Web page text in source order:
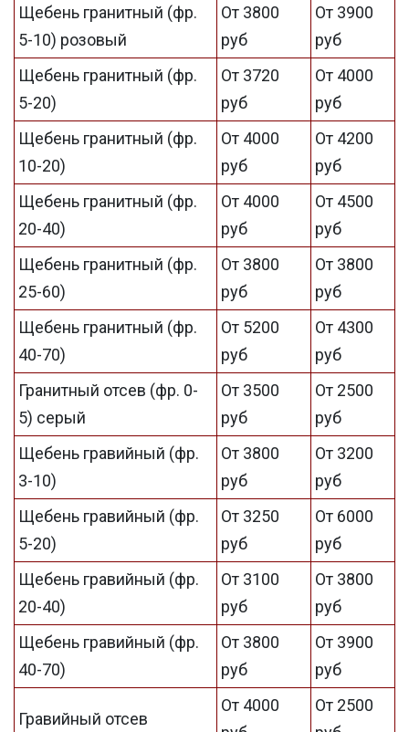
Щебень гранитный (фр.
5-10) розовый
От 3800
руб
От 3900
руб
Щебень гранитный (фр.
5-20)
От 3720
руб
От 4000
руб
Щебень гранитный (фр.
10-20)
От 4000
руб
От 4200
руб
Щебень гранитный (фр.
20-40)
От 4000
руб
От 4500
руб
Щебень гранитный (фр.
25-60)
От 3800
руб
От 3800
руб
Щебень гранитный (фр.
40-70)
От 5200
руб
От 4300
руб
Гранитный отсев (фр. 0-
5) серый
От 3500
руб
От 2500
руб
Щебень гравийный (фр.
3-10)
От 3800
руб
От 3200
руб
Щебень гравийный (фр.
5-20)
От 3250
руб
От 6000
руб
Щебень гравийный (фр.
20-40)
От 3100
руб
От 3800
руб
Щебень гравийный (фр.
40-70)
От 3800
руб
От 3900
руб
Гравийный отсев
От 4000
От 2500